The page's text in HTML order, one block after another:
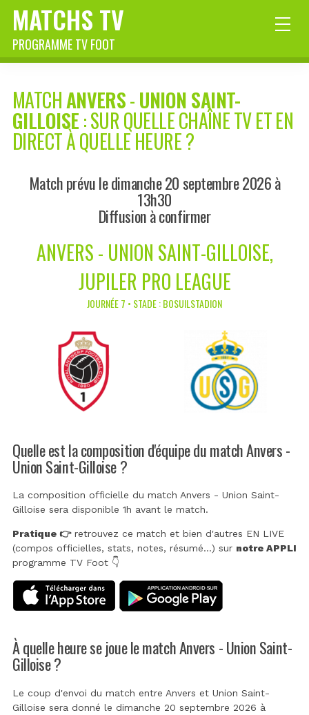
MATCHS TV
PROGRAMME TV FOOT
MATCHANVERS-UNION SAINT-
GILLOISE: SUR QUELLE CHAÎNE TV ET EN
DIRECT À QUELLE HEURE ?
Match prévu le dimanche 20 septembre 2026 à
13h30
Diffusion à confirmer
ANVERS - UNION SAINT-GILLOISE,
JUPILER PRO LEAGUE
JOURNÉE 7 • STADE : BOSUILSTADION
Quelle est la composition d'équipe du match Anvers -
Union Saint-Gilloise ?
La composition officielle du match Anvers - Union Saint-
Gilloise sera disponible 1h avant le match.
Pratique 👉retrouvez ce match et bien d'autres EN LIVE
(compos officielles, stats, notes, résumé...) sur notre APPLI
programme TV Foot 👇
À quelle heure se joue le match Anvers - Union Saint-
Gilloise ?
Le coup d'envoi du match entre Anvers et Union Saint-
Gilloise sera donné le dimanche 20 septembre 2026 à